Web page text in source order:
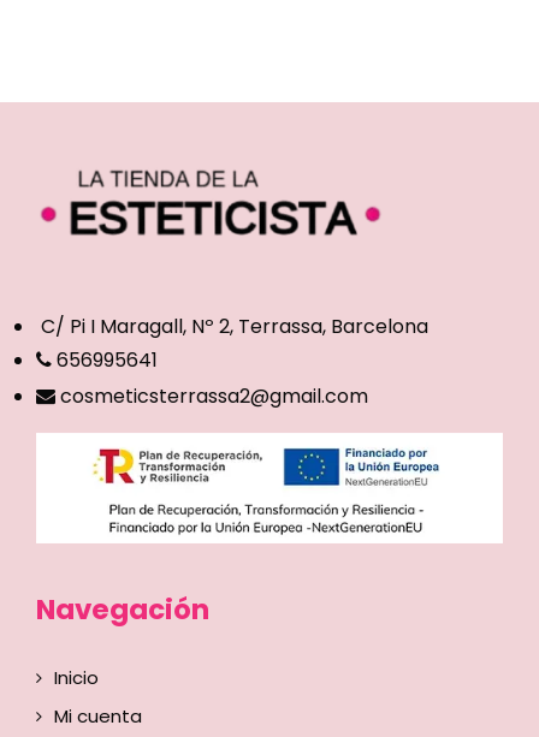
C/ Pi I Maragall, Nº 2, Terrassa, Barcelona
656995641
cosmeticsterrassa2@gmail.com
Navegación
Inicio
Mi cuenta